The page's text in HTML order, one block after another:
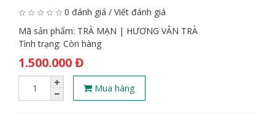
0 đánh giá / Viết đánh giá
Mã sản phẩm: TRÀ MẠN | HƯƠNG VÂN TRÀ
Tình trạng: Còn hàng
1.500.000 Đ
Mua hàng